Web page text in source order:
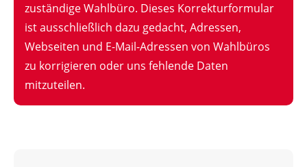
zuständige Wahlbüro. Dieses Korrekturformular
ist ausschließlich dazu gedacht, Adressen,
Webseiten und E-Mail-Adressen von Wahlbüros
zu korrigieren oder uns fehlende Daten
mitzuteilen.